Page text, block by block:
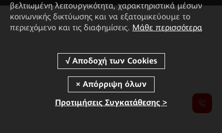
βελτιωμένη λειτουργικότητα, χαρακτηριστικά μέσων
κοινωνικής δικτύωσης και να εξατομικεύουμε το
περιεχόμενο και τις διαφημίσεις. Μάθε περισσότερα
Προτιμήσεις Συγκατάθεσης >